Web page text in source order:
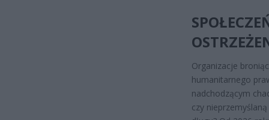
Organizacje
humanitarnego
nadchodzącym
czy